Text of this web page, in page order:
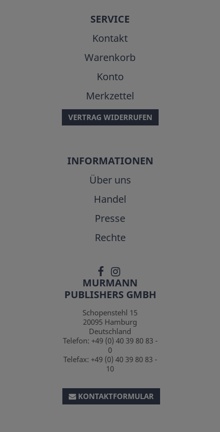
SERVICE
Kontakt
Warenkorb
Konto
Merkzettel
VERTRAG WIDERRUFEN
INFORMATIONEN
Über uns
Handel
Presse
Rechte
MURMANN
PUBLISHERS GMBH
Schopenstehl 15
20095 Hamburg
Deutschland
Telefon: +49 (0) 40 39 80 83 -
0
Telefax: +49 (0) 40 39 80 83 -
10
KONTAKTFORMULAR